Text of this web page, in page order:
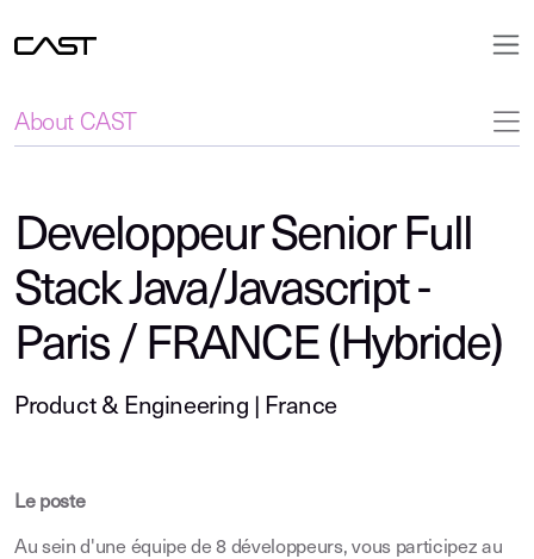
About CAST
Developpeur Senior Full
Stack Java/Javascript -
Paris / FRANCE (Hybride)
Product & Engineering | France
Le poste
Au sein d'une équipe de 8 développeurs, vous participez au